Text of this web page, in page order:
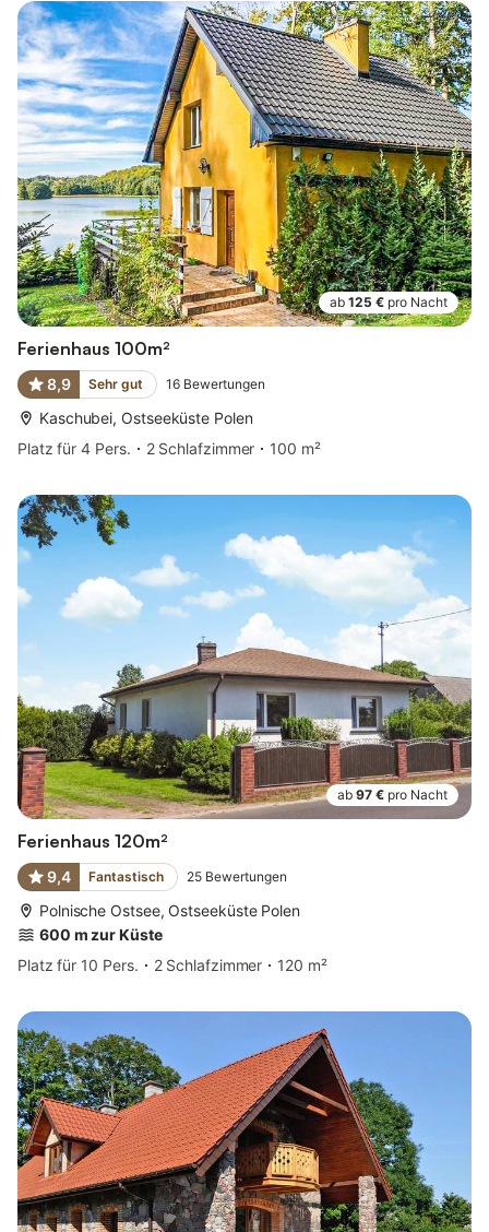
ab 125 € pro Nacht
Ferienhaus 100m²
8,9 Sehr gut 16 Bewertungen
Kaschubei, Ostseeküste Polen
Platz für 4 Pers.
2 Schlafzimmer 100 m²
ab 97 € pro Nacht
Ferienhaus 120m²
9,4 Fantastisch 25 Bewertungen
Polnische Ostsee, Ostseeküste Polen
600 m zur Küste
Platz für 10 Pers.
2 Schlafzimmer 120 m²